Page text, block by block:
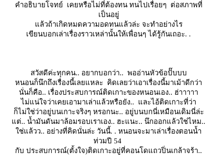
คำอธิบายโจทย์ เคยหรือไม่ที่ต้องทน ทนไปเรื่อยๆ ต่อสภาพที่
เป็นอยู่
ล้วถ้าเกิดหมดความอดทนแล้วล่ะ จะทำอย่างไร
เขียนบอกเล่าเรื่องราวเหล่านั้นให้เพื่อนๆ ได้รู้กันเถอะ. .
สวัสดีค่ะทุกคน.. อยากบอกว่า.. พออ่านหัวข้อปั๊บบบ
หนอนก็นึกถึงเรื่องนี้เลยแหละ คิดเลยว่าเอาเรื่องนี้มาเม้าดีกว่า
นั่นก็คือ.. เรื่องประสบการณ์ติดเกาะของหนอนเอง.. ฮ่าาาาา
ไม่แน่ใจว่าเคยเอามาเล่าแล้วหรือยัง.. และไอ้ติดเกาะที่ว่า
ก็ไม่ใช่ว่าอยู่บนเกาะจริงๆ หรอกนะ.. อยู่บนบกนี่เหมือนเดิมนี่ล่ะ
ต่.. น้ำมันดันมาล้อมรอบเราเอง.. ฮะแนะ.. นึกออกแล้วใช่ไหม..
ช่แล้วว.. อย่างที่คิดนั่นล่ะ วันนี้. . หนอนจะมาเล่าเรื่องตอนน้ำ
ท่วมปี 54
กับ ประสบการณ์(ตั้งใจ)ติดเกาะอยู่ที่คอนโดแถวปิ่นเกล้าจร้า..